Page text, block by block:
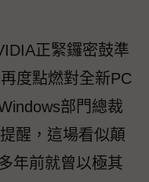
正緊鑼密鼓準
度點燃對全新PC
部門總裁
醒，這場看似顛
年前就曾以極其